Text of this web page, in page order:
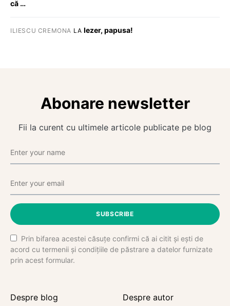
că …
ILIESCU CREMONA LA Iezer, papusa!
Abonare newsletter
Fii la curent cu ultimele articole publicate pe blog
SUBSCRIBE
Prin bifarea acestei căsuțe confirmi că ai citit și ești de
acord cu termenii și condițiile de păstrare a datelor furnizate
prin acest formular.
Despre blog Despre autor